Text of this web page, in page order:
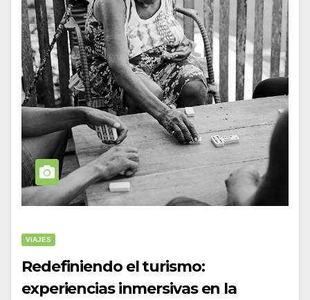
VIAJES
Redefiniendo el turismo:
experiencias inmersivas en la